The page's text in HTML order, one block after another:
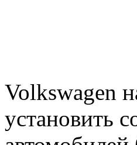
Volkswagen
установить